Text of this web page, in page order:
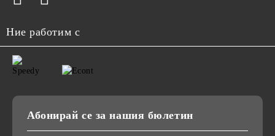
Ние работим с
Абонирай се за нашия бюлетин